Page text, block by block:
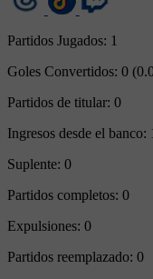
Partidos Jugados: 1
Goles Convertidos: 0
Partidos de titular: 0
Ingresos desde el banco:
Suplente: 0
Partidos completos: 0
Expulsiones: 0
Partidos reemplazado: 0